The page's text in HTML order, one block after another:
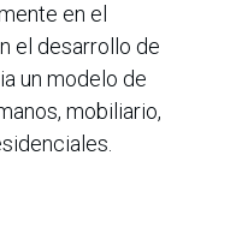
en el
el desarrollo de
un modelo de
mobiliario,